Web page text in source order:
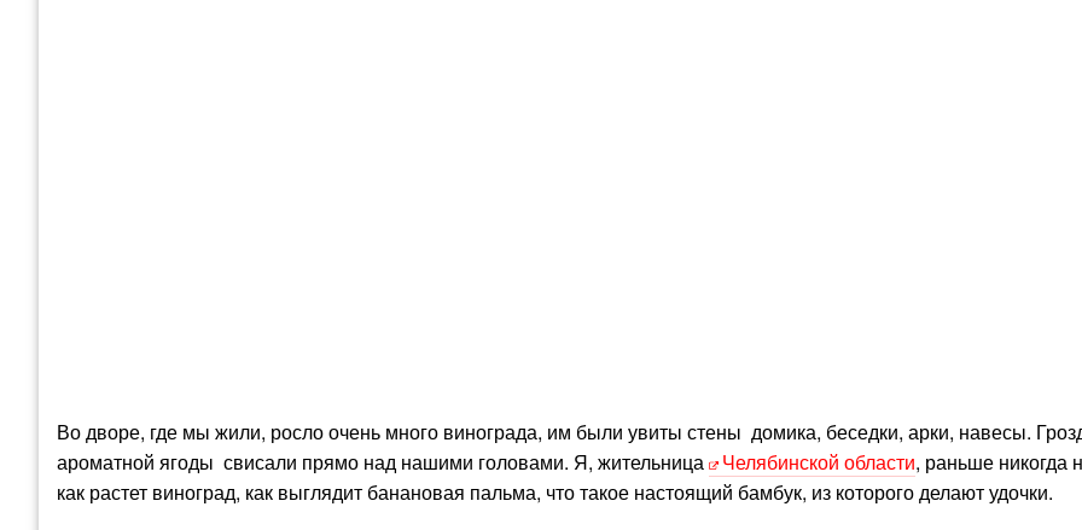
Во дворе, где мы жили, росло очень много винограда, им были увиты стены домика, беседки, арки, навесы.
ароматной ягоды свисали прямо над нашими головами. Я, жительница
Челябинской области, раньше никогда
как растет виноград, как выглядит банановая пальма, что такое настоящий бамбук, из которого делают удочки.